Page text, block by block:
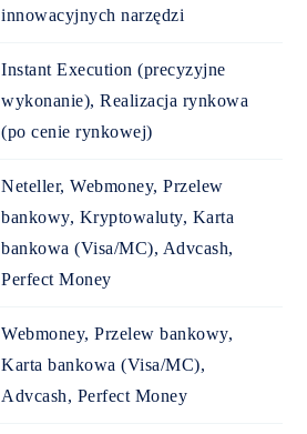
innowacyjnych narzędzi
Instant Execution (precyzyjne
wykonanie), Realizacja rynkowa
(po cenie rynkowej)
Neteller, Webmoney, Przelew
bankowy, Kryptowaluty, Karta
bankowa (Visa/MC), Advcash,
Perfect Money
Webmoney, Przelew bankowy,
Karta bankowa (Visa/MC),
Advcash, Perfect Money